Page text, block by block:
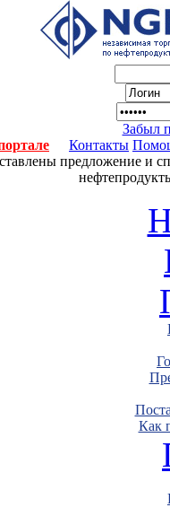
Забыл
Контакты
предложение и
Как